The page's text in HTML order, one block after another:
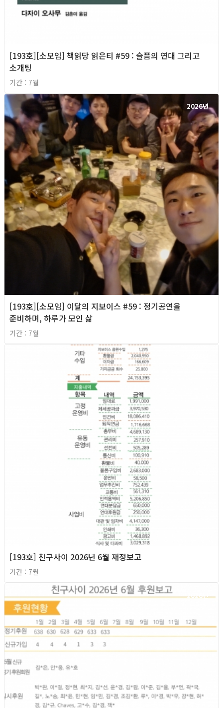
[193호][소모임] 책읽당 읽은티 #59 : 슬픔의 연대 그리고
소개팅
기간 : 7월
2026년
[193호][소모임] 이달의 지보이스 #59 : 정기공연을
준비하며, 하루가 모인 삶
기간 : 7월
[193호] 친구사이 2026년 6월 재정보고
기간 : 7월
2026년